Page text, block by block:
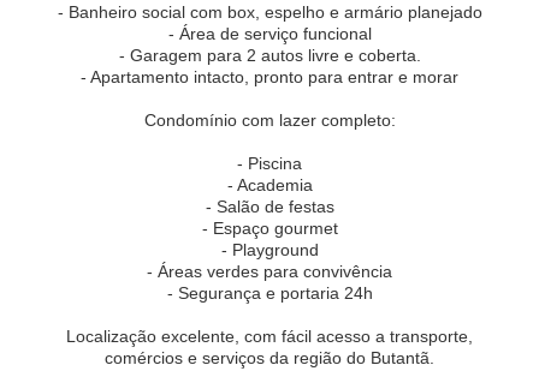
- Banheiro social com box, espelho e armário planejado
- Área de serviço funcional
- Garagem para 2 autos livre e coberta.
- Apartamento intacto, pronto para entrar e morar
Condomínio com lazer completo:
- Piscina
- Academia
- Salão de festas
- Espaço gourmet
- Playground
- Áreas verdes para convivência
- Segurança e portaria 24h
Localização excelente, com fácil acesso a transporte,
comércios e serviços da região do Butantã.